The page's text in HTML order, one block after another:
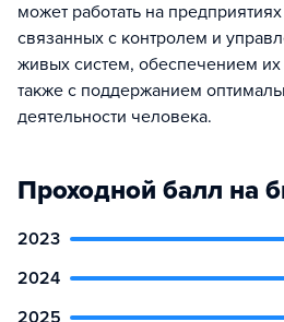
может работать на
связанных с контролем и
живых систем, обеспечением их
также с поддержанием
деятельности человека.
Проходной балл на
2023
2024
2025